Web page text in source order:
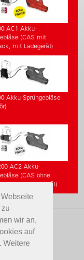
wir an,
auf
Weitere
AC1 Akku-
(CAS mit
mit Ladegerät)
Akku-Sprühgebläse
AC2 Akku-
(CAS ohne
ohne Ladegerät)